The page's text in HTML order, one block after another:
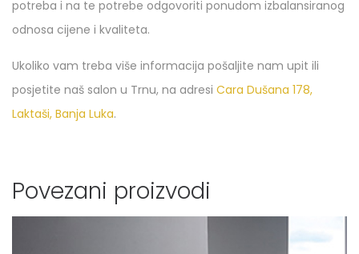
potreba i na te potrebe odgovoriti ponudom izbalansiranog
odnosa cijene i kvaliteta.
Ukoliko vam treba više informacija pošaljite nam upit ili
posjetite naš salon u Trnu, na adresi Cara Dušana 178,
Laktaši, Banja Luka.
Povezani proizvodi